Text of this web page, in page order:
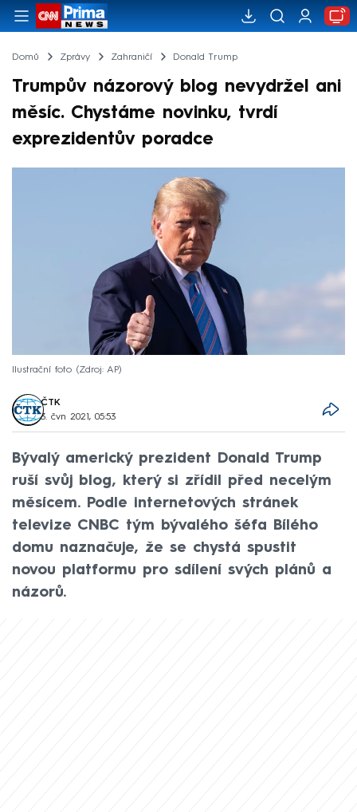
Domů Zprávy Zahraničí Donald Trump
Trumpův názorový blog nevydržel ani
měsíc. Chystáme novinku, tvrdí
exprezidentův poradce
Ilustrační foto Zdroj: AP
ČTK
3. čvn 2021, 05:53
Bývalý americký prezident Donald Trump
ruší svůj blog, který si zřídil před necelým
měsícem. Podle internetových stránek
televize CNBC tým bývalého šéfa Bílého
domu naznačuje, že se chystá spustit
novou platformu pro sdílení svých plánů a
názorů.